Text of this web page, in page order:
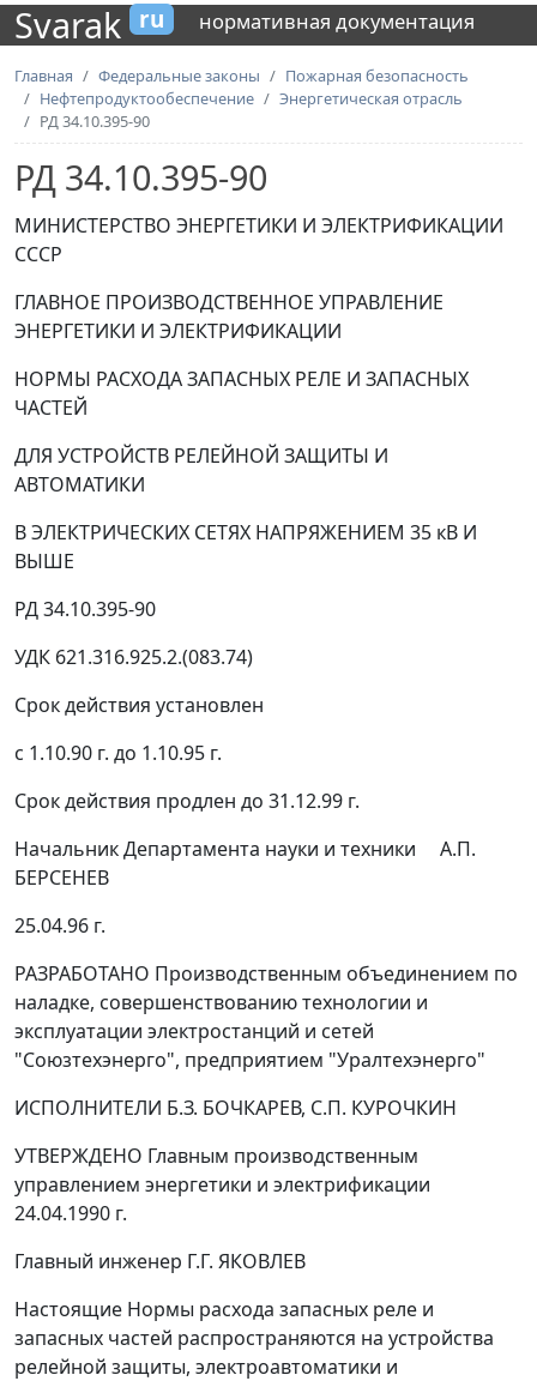
Svarak ru нормативная документация
Главная Федеральные законы
Пожарная безопасность
Нефтепродуктообеспечение
Энергетическая отрасль
РД 34.10.395-90
РД 34.10.395-90
МИНИСТЕРСТВО ЭНЕРГЕТИКИ И ЭЛЕКТРИФИКАЦИИ
СССР
ГЛАВНОЕ ПРОИЗВОДСТВЕННОЕ УПРАВЛЕНИЕ
ЭНЕРГЕТИКИ И ЭЛЕКТРИФИКАЦИИ
НОРМЫ РАСХОДА ЗАПАСНЫХ РЕЛЕ И ЗАПАСНЫХ
ЧАСТЕЙ
ДЛЯ УСТРОЙСТВ РЕЛЕЙНОЙ ЗАЩИТЫ И
АВТОМАТИКИ
В ЭЛЕКТРИЧЕСКИХ СЕТЯХ НАПРЯЖЕНИЕМ 35 кВ И
ВЫШЕ
РД 34.10.395-90
УДК 621.316.925.2.(083.74)
Срок действия установлен
с 1.10.90 г. до 1.10.95 г.
Срок действия продлен до 31.12.99 г.
Начальник Департамента науки и техники А.П.
БЕРСЕНЕВ
25.04.96 г.
РАЗРАБОТАНО Производственным объединением по
наладке, совершенствованию технологии и
эксплуатации электростанций и сетей
"Союзтехэнерго", предприятием "Уралтехэнерго"
ИСПОЛНИТЕЛИ Б.З. БОЧКАРЕВ, С.П. КУРОЧКИН
УТВЕРЖДЕНО Главным производственным
управлением энергетики и электрификации
24.04.1990 г.
Главный инженер Г.Г. ЯКОВЛЕВ
Настоящие Нормы расхода запасных реле и
запасных частей распространяются на устройства
релейной защиты, электроавтоматики и